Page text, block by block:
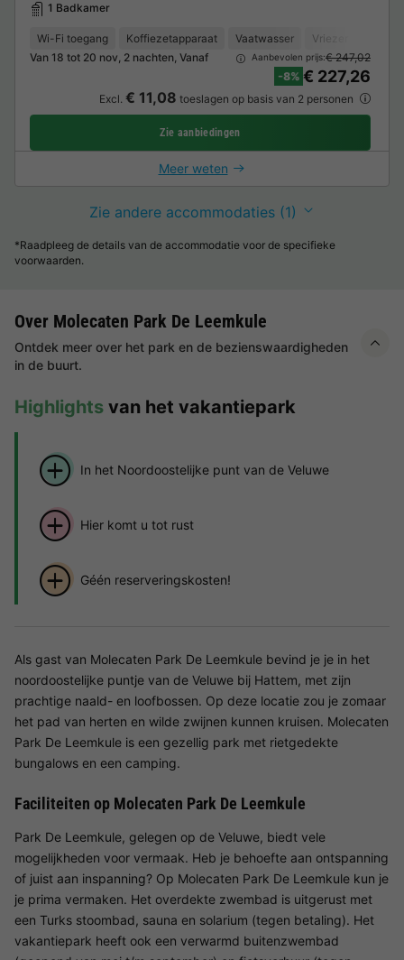
1 Badkamer
Wi-Fi toegang Koffiezetapparaat Vaatwasser Vriezer
Van 18 tot 20 nov, 2 nachten, Vanaf
Aanbevolen prijs:€ 247,02
-8% € 227,26
Excl. € 11,08 toeslagen op basis van 2 personen
Zie aanbiedingen
Meer weten
Zie andere accommodaties (1)
*Raadpleeg de details van de accommodatie voor de specifieke
voorwaarden.
Over Molecaten Park De Leemkule
Ontdek meer over het park en de bezienswaardigheden
in de buurt.
Highlights van het vakantiepark
In het Noordoostelijke punt van de Veluwe
Hier komt u tot rust
Géén reserveringskosten!
Als gast van Molecaten Park De Leemkule bevind je je in het
noordoostelijke puntje van de Veluwe bij Hattem, met zijn
prachtige naald- en loofbossen. Op deze locatie zou je zomaar
het pad van herten en wilde zwijnen kunnen kruisen. Molecaten
Park De Leemkule is een gezellig park met rietgedekte
bungalows en een camping.
Faciliteiten op Molecaten Park De Leemkule
Park De Leemkule, gelegen op de Veluwe, biedt vele
mogelijkheden voor vermaak. Heb je behoefte aan ontspanning
of juist aan inspanning? Op Molecaten Park De Leemkule kun je
je prima vermaken. Het overdekte zwembad is uitgerust met
een Turks stoombad, sauna en solarium (tegen betaling). Het
vakantiepark heeft ook een verwarmd buitenzwembad